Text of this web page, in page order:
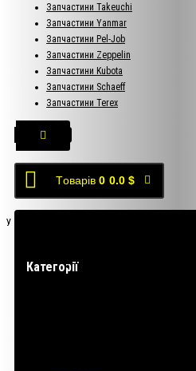
Запчастини Takeuchi
Запчастини Yanmar
Запчастини Pel-Job
Запчастини Zeppelin
Запчастини Kubota
Запчастини Schaeff
Запчастини Terex
Tоварів 0 0.0 $
У кошику порожньо!
Категорії